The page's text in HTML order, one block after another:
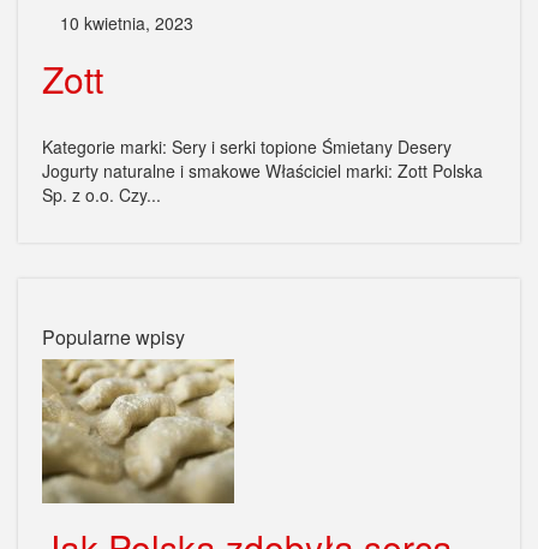
10 kwietnia, 2023
Zott
Kategorie marki: Sery i serki topione Śmietany Desery
Jogurty naturalne i smakowe Właściciel marki: Zott Polska
Sp. z o.o. Czy...
Popularne wpisy